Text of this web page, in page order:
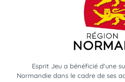
Esprit Jeu a bénéficié d'une
Normandie dans le cadre de ses